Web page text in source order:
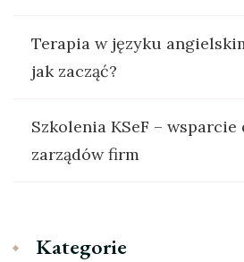
Terapia w języku
jak zacząć?
Szkolenia KSeF –
zarządów firm
Kategorie